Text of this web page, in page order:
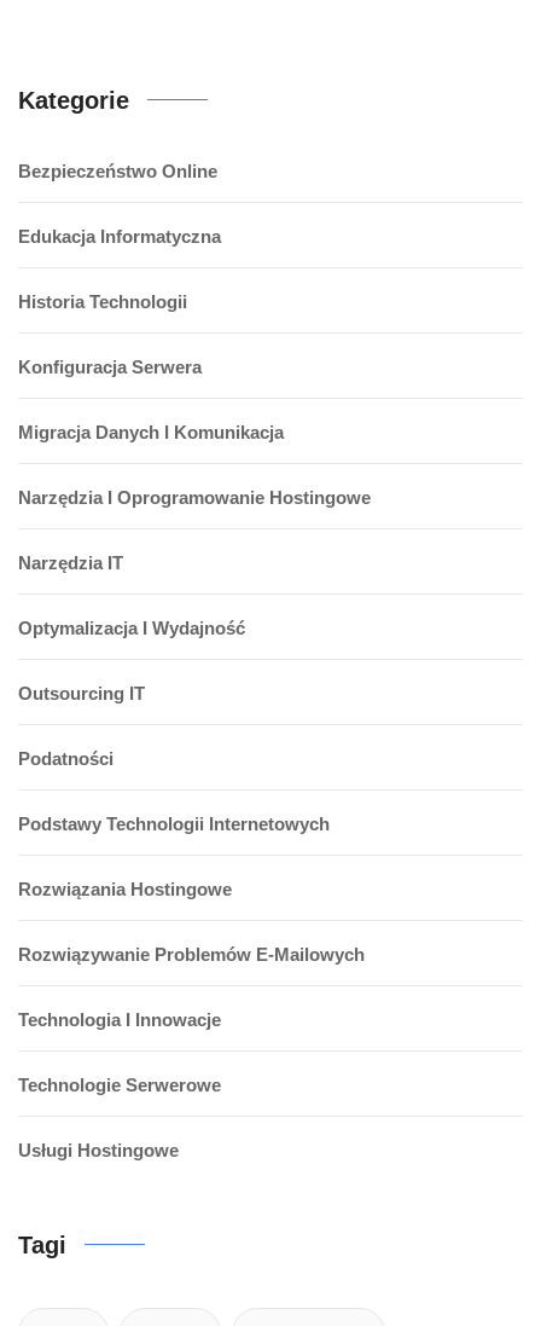
Kategorie
Bezpieczeństwo Online
Edukacja Informatyczna
Historia Technologii
Konfiguracja Serwera
Migracja Danych I Komunikacja
Narzędzia I Oprogramowanie Hostingowe
Narzędzia IT
Optymalizacja I Wydajność
Outsourcing IT
Podatności
Podstawy Technologii Internetowych
Rozwiązania Hostingowe
Rozwiązywanie Problemów E-Mailowych
Technologia I Innowacje
Technologie Serwerowe
Usługi Hostingowe
Tagi